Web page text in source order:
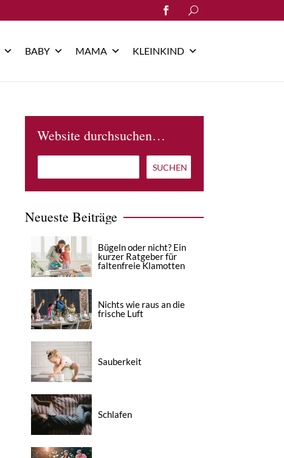
Search
for:
BABY MAMA KLEINKIND
Website durchsuchen…
Neueste Beiträge
Bügeln oder nicht? Ein
kurzer Ratgeber für
faltenfreie Klamotten
Nichts wie raus an die
frische Luft
Sauberkeit
Schlafen